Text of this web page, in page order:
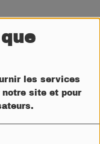
les services
site et pour
plage